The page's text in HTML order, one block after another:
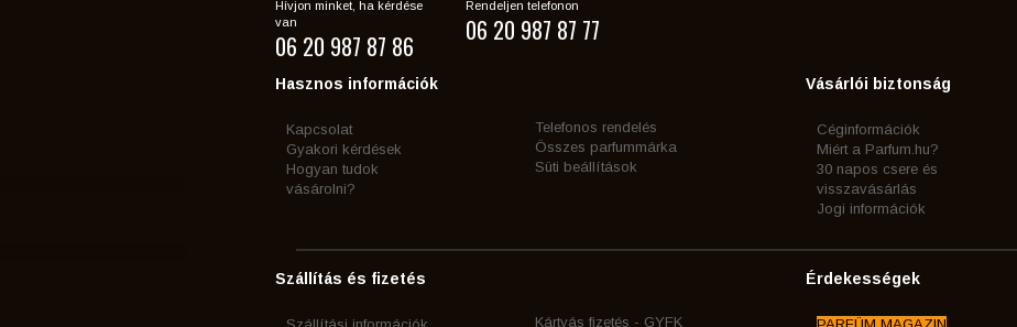
Hívjon minket, ha kérdése
van
06 20 987 87 86
Rendeljen telefonon
06 20 987 87 77
Hasznos információk
Kapcsolat
Gyakori kérdések
Hogyan tudok
vásárolni?
Telefonos rendelés
Összes parfummárka
Süti beállítások
Vásárlói biztonság
Céginformációk
Miért a Parfum.hu?
30 napos csere és
visszavásárlás
Jogi információk
Szállítás és fizetés
Szállítási információk Kártyás fizetés - GYFK
Érdekességek
PARFÜM MAGAZIN